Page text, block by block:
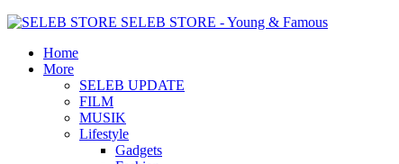
SELEB STORE - Young & Famous
Home
More
SELEB UPDATE
FILM
MUSIK
Lifestyle
Gadgets